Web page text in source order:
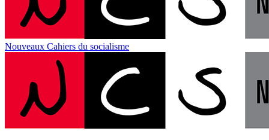
Nouveaux Cahiers du socialisme